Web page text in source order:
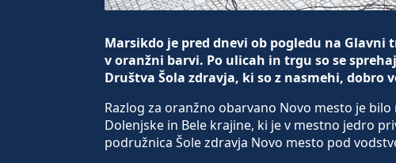
Marsikdo je pred dnevi ob pogledu na
v oranžni barvi. Po ulicah in trgu so se
Društva Šola zdravja, ki so z nasmehi,
Razlog za oranžno obarvano Novo mesto je
Dolenjske in Bele krajine, ki je v mestno jedro
podružnica Šole zdravja Novo mesto pod